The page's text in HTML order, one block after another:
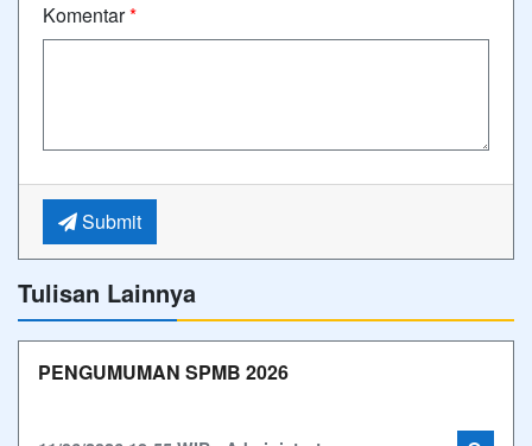
Komentar*
Submit
Tulisan Lainnya
PENGUMUMAN SPMB 2026